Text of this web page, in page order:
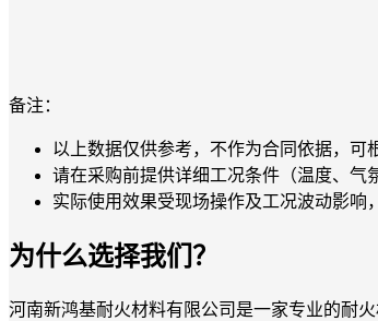
备注：
以上数据仅供参考，不作为合同依据，可
请在采购前提供详细工况条件（温度、气
实际使用效果受现场操作及工况波动影响
为什么选择我们？
河南新鸿基耐火材料有限公司是一家专业的耐